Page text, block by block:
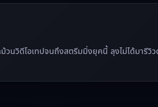
วิดีโอเทปจนถึงสตรีมมิ่งยุคนี้ ลุงไม่ได้มารีวิ